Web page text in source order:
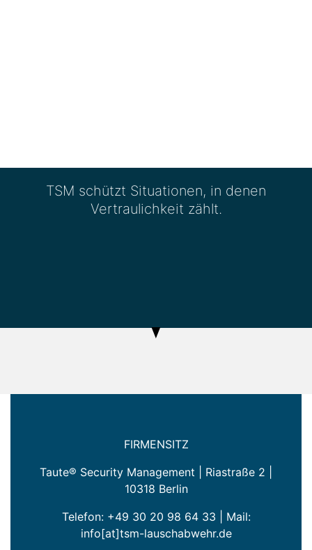
TSM schützt Situationen, in denen
Vertraulichkeit zählt.
FIRMENSITZ
Taute® Security Management | Riastraße 2 |
10318 Berlin
Telefon: +49 30 20 98 64 33 | Mail:
info[at]tsm-lauschabwehr.de